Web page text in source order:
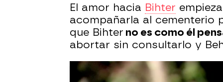
El amor hacia Bihter
acompañarla al cementerio
que Bihter no es como él
abortar sin consultarlo y